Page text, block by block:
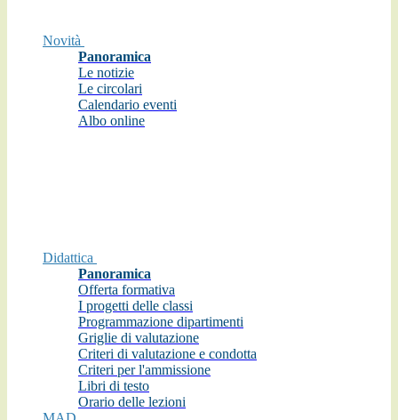
Novità
Panoramica
Le notizie
Le circolari
Calendario eventi
Albo online
Didattica
Panoramica
Offerta formativa
I progetti delle classi
Programmazione dipartimenti
Griglie di valutazione
Criteri di valutazione e condotta
Criteri per l'ammissione
Libri di testo
Orario delle lezioni